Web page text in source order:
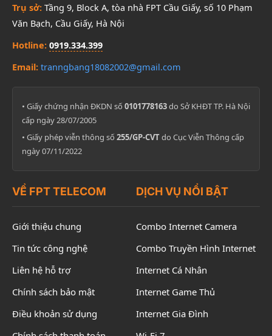
Trụ sở: Tầng 9, Block A, tòa nhà FPT Cầu Giấy, số 10 Phạm
Văn Bạch, Cầu Giấy, Hà Nội
Hotline: 0919.334.399
Email: tranngbang18082002@gmail.com
• Giấy chứng nhận ĐKDN số 0101778163do Sở KHĐT TP. Hà Nội
cấp ngày 28/07/2005
• Giấy phép viễn thông số 255/GP-CVTdo Cục Viễn Thông cấp
ngày 07/11/2022
VỀ FPT TELECOM
Giới thiệu chung
Tin tức công nghệ
Liên hệ hỗ trợ
Chính sách bảo mật
Điều khoản sử dụng
DỊCH VỤ NỔI BẬT
Combo Internet Camera
Combo Truyền Hình Internet
Internet Cá Nhân
Internet Game Thủ
Internet Gia Đình